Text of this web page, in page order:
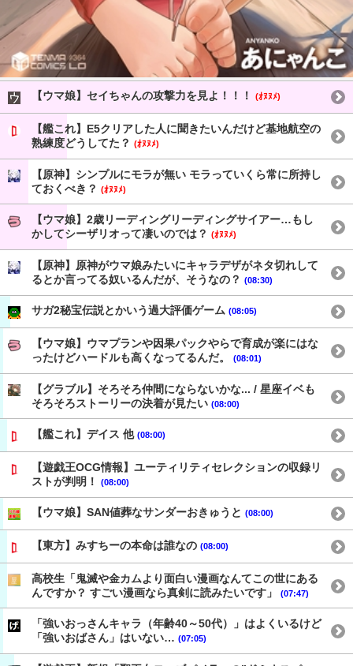
【ウマ娘】セイちゃんの攻撃力を見よ！！！ (ｵﾇﾇﾒ)
【艦これ】E5クリアした人に聞きたいんだけど基地航空の
熟練度どうしてた？ (ｵﾇﾇﾒ)
【原神】シンプルにモラが無い モラっていくら常に所持し
ておくべき？ (ｵﾇﾇﾒ)
【ウマ娘】2歳リーディングリーディングサイアー…もし
かしてシーザリオって凄いのでは？ (ｵﾇﾇﾒ)
【原神】原神がウマ娘みたいにキャラデザがネタ切れして
るとか言ってる奴いるんだが、そうなの？ (08:30)
サガ2秘宝伝説とかいう過大評価ゲーム (08:05)
【ウマ娘】ウマプランや因果パックやらで育成が楽にはな
ったけどハードルも高くなってるんだ。
(08:01)
【グラブル】そろそろ仲間にならないかな... / 星座イベも
そろそろストーリーの決着が見たい (08:00)
【艦これ】デイス 他 (08:00)
【遊戯王OCG情報】ユーティリティセレクションの収録リ
ストが判明！
(08:00)
【ウマ娘】SAN値葬なサンダーおきゅうと (08:00)
【東方】みすちーの本命は誰なの (08:00)
高校生「鬼滅や金カムより面白い漫画なんてこの世にある
んですか？ すごい漫画なら真剣に読みたいです」
(07:47)
「強いおっさんキャラ（年齢40～50代）」はよくいるけど
「強いおばさん」はいない… (07:05)